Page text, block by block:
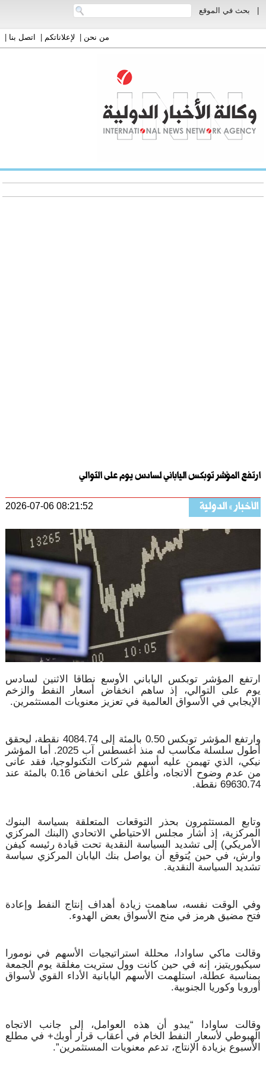
بحث في الموقع
من نحن| لإعلاناتكم| اتصل بنا|
ارتفع المؤشر توبكس الياباني لسادس يوم على التوالي
الأخبار الدولية 2026-07-06 08:21:52
ارتفع المؤشر توبكس الياباني الأوسع نطاقا الاثنين لسادس
يوم على التوالي، إذ ساهم انخفاض أسعار النفط والزخم
الإيجابي في الأسواق العالمية في تعزيز معنويات المستثمرين.
وارتفع المؤشر توبكس 0.50 بالمئة إلى 4084.74 نقطة، ليحقق
أطول سلسلة مكاسب له منذ أغسطس آب 2025. أما المؤشر
نيكي، الذي تهيمن عليه أسهم شركات التكنولوجيا، فقد عانى
من عدم وضوح الاتجاه، وأغلق على انخفاض 0.16 بالمئة عند
69630.74 نقطة.
وتابع المستثمرون بحذر التوقعات المتعلقة بسياسة البنوك
المركزية، إذ أشار مجلس الاحتياطي الاتحادي (البنك المركزي
الأمريكي) إلى تشديد السياسة النقدية تحت قيادة رئيسه كيفن
وارش، في حين يُتوقع أن يواصل بنك اليابان المركزي سياسة
تشديد السياسة النقدية.
وفي الوقت نفسه، ساهمت زيادة أهداف إنتاج النفط وإعادة
فتح مضيق هرمز في منح الأسواق بعض الهدوء.
وقالت ماكي ساوادا، محللة استراتيجيات الأسهم في نومورا
سيكيوريتيز، إنه في حين كانت وول ستريت مغلقة يوم الجمعة
بمناسبة عطلة، استلهمت الأسهم اليابانية الأداء القوي لأسواق
أوروبا وكوريا الجنوبية.
وقالت ساوادا “يبدو أن هذه العوامل، إلى جانب الاتجاه
الهبوطي لأسعار النفط الخام في أعقاب قرار أوبك+ في مطلع
الأسبوع بزيادة الإنتاج، تدعم معنويات المستثمرين”.